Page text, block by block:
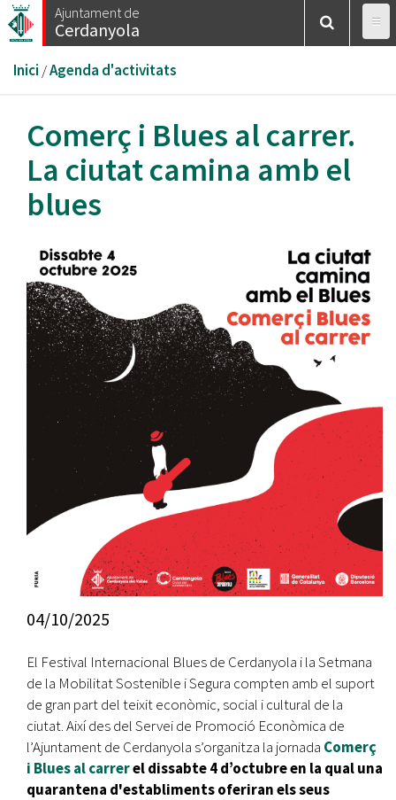
Vés
al
Ajuntament de
Cerdanyola
Esteu
aquí
Inici /Agenda d'activitats
Comerç i Blues al carrer.
La ciutat camina amb el
blues
04/10/2025
El Festival Internacional Blues de Cerdanyola i la Setmana
de la Mobilitat Sostenible i Segura compten amb el suport
de gran part del teixit econòmic, social i cultural de la
ciutat. Així des del Servei de Promoció Econòmica de
l’Ajuntament de Cerdanyola s’organitza la jornada Comerç
i Blues al carrerel dissabte 4 d’octubre en la qual una
quarantena d'establiments oferiran els seus